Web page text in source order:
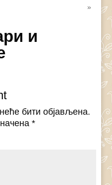
»
и
бити објављена.
*